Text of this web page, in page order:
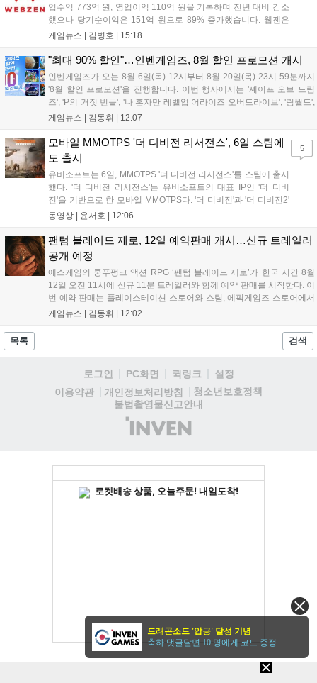
업수익 773억 원, 영업이익 110억 원을 기록하며 전년 대비 감소
했으나 당기순이익은 151억 원으로 89% 증가했습니다. 웹젠은
하반기부터 신작 공세를 예고하며 전략게임 '프로젝트 D1'의 정보
또한 '테르비스'는 일본 코미케에 출품하며 해외 시장 공략을 강화
사업 일정을 추진하고 주주가치 제고에 힘쓰겠다고 밝혔습니
다....
게임뉴스 | 김병호 | 15:18
"최대 90% 할인"…인벤게임즈, 8월 할인 프로모션 개시
인벤게임즈가 오는 8월 6일(목) 12시부터 8월 20일(목) 23시 59분까지
'8월 할인 프로모션'을 진행합니다. 이번 행사에서는 '셰이프 오브 드림
즈', 'P의 거짓 번들', '나 혼자만 레벨업 어라이즈 오버드라이브', '림월드',
'아랑전설 시티 오브 더 울브스', '팰월드' 등 인기 타이틀을 최대 90% 할
론 네이버페이 포인트 추가 적립 혜택도 받을 수 있으며, 자세한 내용은
공식 네이버 스마트 스토어에서 확인 가능합니다....
게임뉴스 | 김동휘 | 12:07
모바일 MMOTPS '더 디비전 리서전스', 6일 스팀에
도 출시
유비소프트는 6일, MMOTPS '더 디비전 리서전스'를 스팀에 출시
했다. '더 디비전 리서전스'는 유비소프트의 대표 IP인 '더 디비
전'을 기반으로 한 모바일 MMOTPS다. '더 디비전'과 '더 디비전2'
사이의 시기를 배경으로 하고 있으며, 완전히 새로운 독립형 스토
의 디비전 요원이 되어...
동영상 | 윤서호 | 12:06
5
팬텀 블레이드 제로, 12일 예약판매 개시…신규 트레일러
공개 예정
에스게임의 쿵푸펑크 액션 RPG ‘팬텀 블레이드 제로’가 한국 시간 8월
12일 오전 11시에 신규 11분 트레일러와 함께 예약 판매를 시작한다. 이
번 예약 판매는 플레이스테이션 스토어와 스팀, 에픽게임즈 스토어에서
진행되며, 개발이 완료된 게임은 10월 29일 정식 출시될 예정이다. 언리
게임뉴스 | 김동휘 | 12:02
목록 검색
로그인 PC화면 퀵링크
설정
이용약관
개인정보처리방침
청소년보호정책
불법촬영물신고안내
(주)
인
드래곤소드 '압긍' 달성 기념
축하 댓글달면 10 명에게 코드 증정